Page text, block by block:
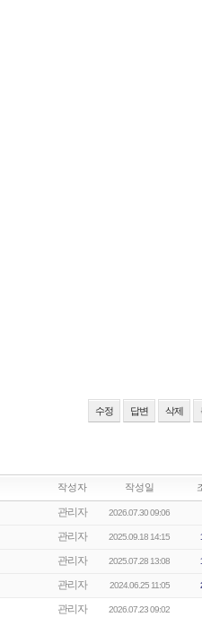
수정 답변 삭제
작성자 작성일
관리자 2026.07.30 09:06
관리자 2025.09.18 14:15
관리자 2025.07.28 13:08
관리자 2024.06.25 11:05
관리자 2026.07.23 09:02